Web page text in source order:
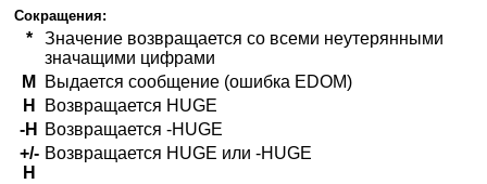
Сокращения:
*
Значение возвращается со всеми неутерянными
значащими цифрами
M
Выдается сообщение (ошибка EDOM)
H
Возвращается HUGE
-H
Возвращается -HUGE
+/-
H
Возвращается HUGE или -HUGE